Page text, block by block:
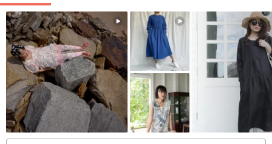
Manufacturing location(s)/process(es)
Handmade in Thailand
Model Notes
Height: 168 CM
Size: M